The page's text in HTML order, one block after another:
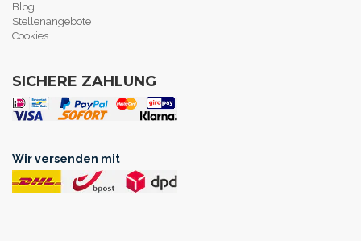
Blog
Stellenangebote
Cookies
SICHERE ZAHLUNG
Wir versenden mit